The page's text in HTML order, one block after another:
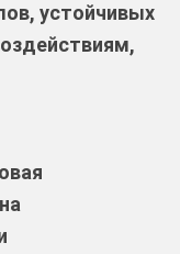
устойчивых